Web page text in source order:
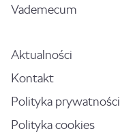
Vademecum
Aktualności
Kontakt
Polityka prywatności
Polityka cookies